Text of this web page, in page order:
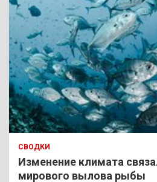
СВОДКИ
Изменение климата
мирового вылова рыбы